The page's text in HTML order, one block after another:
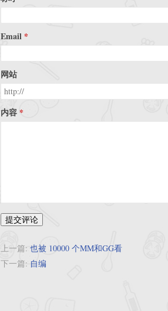
Email
网站
内容
提交评论
上一篇: 也被 10000 个MM和GG看
下一篇: 自编